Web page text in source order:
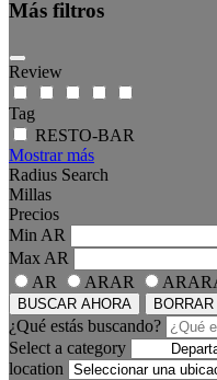
Más filtros
Review
Tag
RESTO-BAR
Mostrar más
Radius Search
Millas
Precios
Min AR
Max AR
AR
ARAR
BUSCAR AHORA
¿Qué estás buscando?
Select a category
location